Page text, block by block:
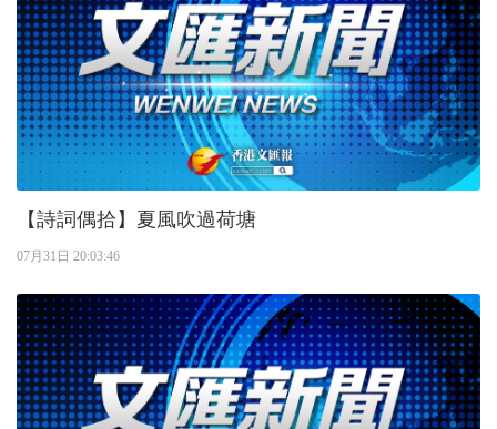
【詩詞偶拾】夏風吹過荷塘
07月31日 20:03:46